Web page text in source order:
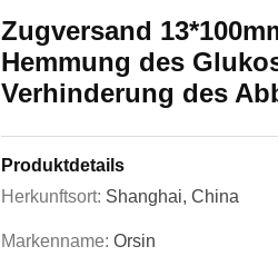
Zugversand
Hemmung des
Verhinderung des
Produktdetails
Herkunftsort: Shanghai, China
Markenname: Orsin